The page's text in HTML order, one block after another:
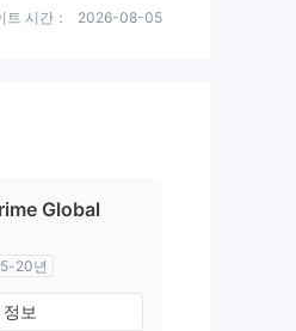
트 시간： 2026-08-05
Global
20년
선스 (MM)
보